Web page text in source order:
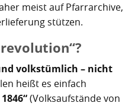
de Tenerife
Úrsula
del Teide
meist auf Pfarrarchive,
stützen.
volkstümlich – nicht
heißt es einfach
(Volksaufstände von